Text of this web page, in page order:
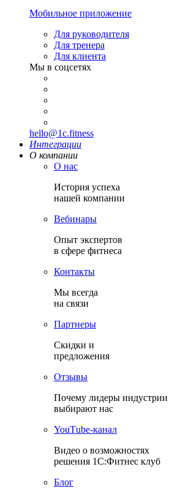
Мобильное приложение
Для руководителя
Для тренера
Для клиента
Мы в соцсетях
hello@1c.fitness
Интеграции
О компании
О нас
История успеха
нашей компании
Вебинары
Опыт экспертов
в сфере фитнеса
Контакты
Мы всегда
на связи
Партнеры
Скидки и
предложения
Отзывы
Почему лидеры индустрии
выбирают нас
YouТube-канал
Видео о возможностях
решения 1С:Фитнес клуб
Блог